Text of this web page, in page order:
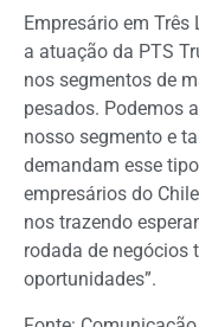
Empresário em Três
a atuação da PTS
nos segmentos de
pesados. Podemos
nosso segmento e
demandam esse
empresários do
nos trazendo
rodada de negócios
oportunidades”.